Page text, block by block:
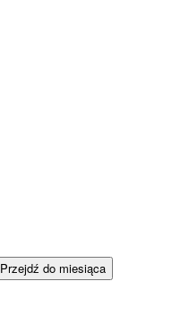
Przejdź do miesiąca